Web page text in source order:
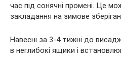
час під сонячні промені. Це
закладання на зимове
Навесні за 3-4 тижні до
в неглибокі ящики і